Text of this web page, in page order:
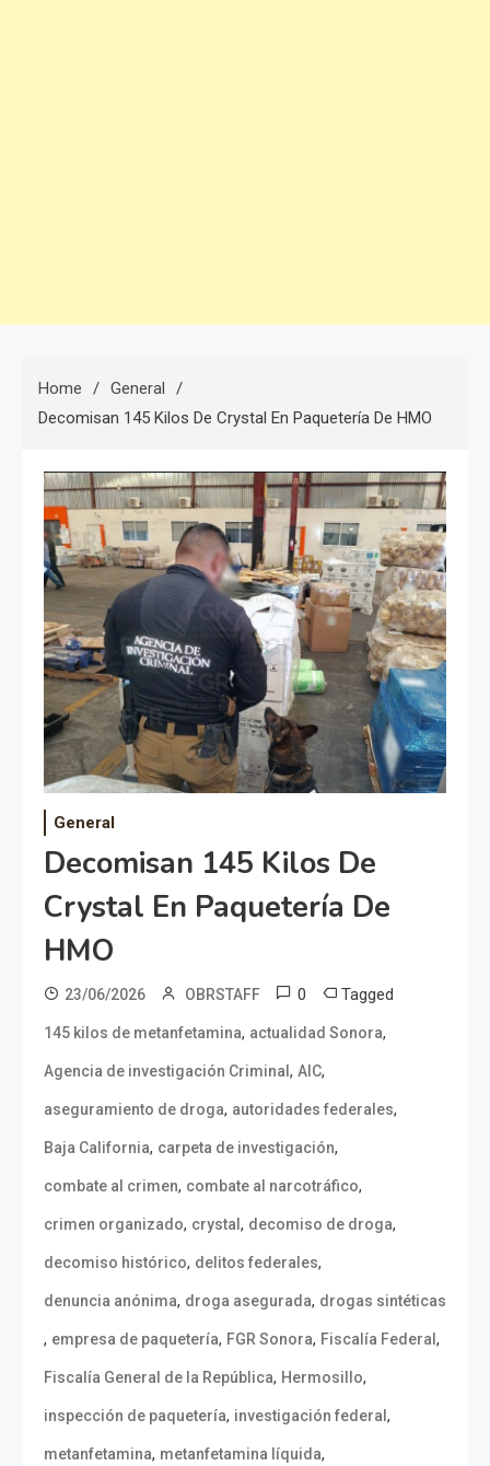
Home
General
Decomisan 145 Kilos De Crystal En Paquetería De HMO
General
Decomisan 145 Kilos De
Crystal En Paquetería De
HMO
23/06/2026 OBRSTAFF 0 Tagged
145 kilos de metanfetamina, actualidad Sonora,
Agencia de investigación Criminal , AIC,
aseguramiento de droga, autoridades federales,
Baja California, carpeta de investigación,
combate al crimen, combate al narcotráfico,
crimen organizado, crystal , decomiso de droga,
decomiso histórico, delitos federales,
denuncia anónima, droga asegurada, drogas sintéticas
, empresa de paquetería, FGR Sonora, Fiscalía Federal ,
Fiscalía General de la República, Hermosillo,
inspección de paquetería, investigación federal ,
metanfetamina, metanfetamina líquida,